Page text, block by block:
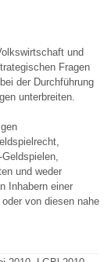
und
Fragen
der Durchführung
unterbreiten.
und weder
Inhabern einer
von diesen nahe